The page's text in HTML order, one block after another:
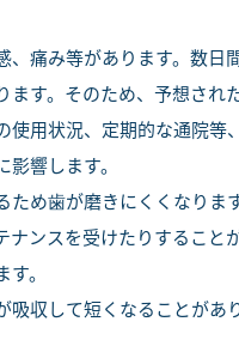
痛み等があります。数日
す。そのため、予想され
用状況、定期的な通院等
響します。
め歯が磨きにくくなりま
ナンスを受けたりするこ
。
収して短くなることがあ